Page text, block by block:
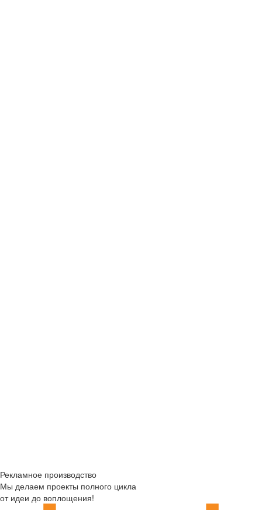
Рекламное производство
Мы делаем проекты полного цикла
от идеи до воплощения!